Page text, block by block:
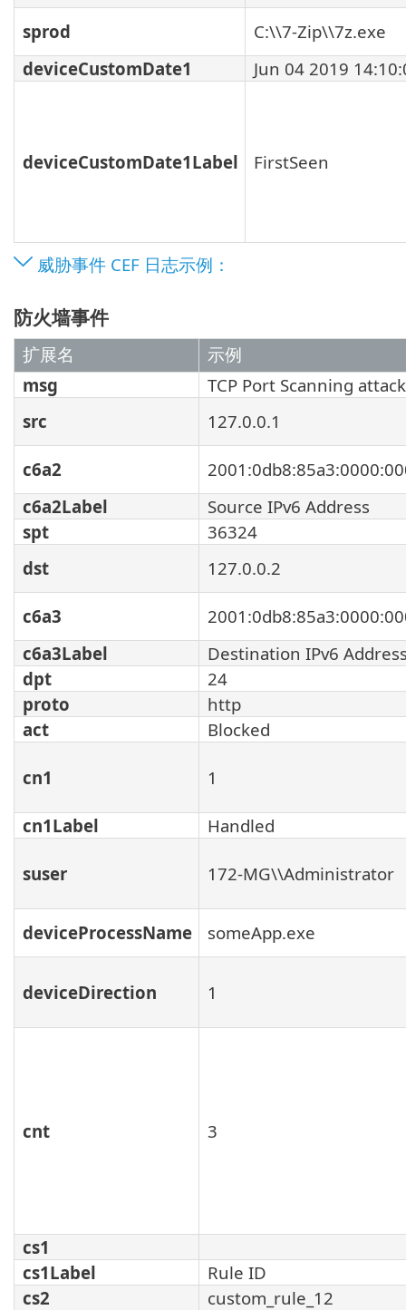
sprod
C:\\7-Zip\\7z.exe
deviceCustomDate1
Jun 04 2019
deviceCustomDate1Label FirstSeen
威胁事件 CEF 日志示例：
防火墙事件
扩展名
示例
msg
TCP Port Scanning attack
src
127.0.0.1
c6a2
c6a2Label
Source IPv6 Address
spt
36324
dst
127.0.0.2
c6a3
c6a3Label
Destination IPv6
dpt
24
proto
http
act
Blocked
cn1 1
cn1Label Handled
suser 172-MG\\Administrator
deviceProcessName someApp.exe
deviceDirection 1
cnt 3
cs1
cs1Label
Rule ID
cs2
custom_rule_12